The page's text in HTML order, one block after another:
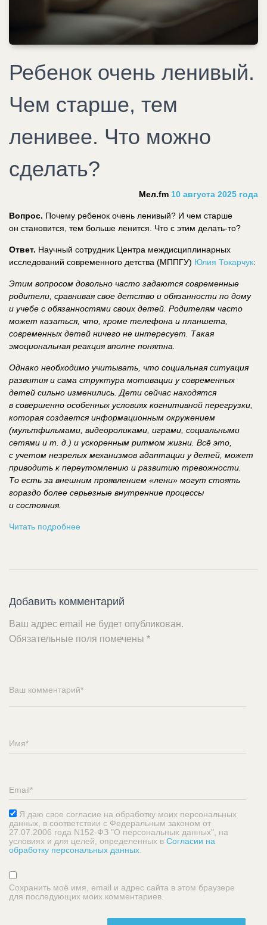
Ребенок очень ленивый.
Чем старше, тем
ленивее. Что можно
сделать?
Мел.fm 10 августа 2025 года
Вопрос. Почему ребенок очень ленивый? И чем старше
он становится, тем больше ленится. Что с этим делать-то?
Ответ. Научный сотрудник Центра междисциплинарных
исследований современного детства (МППГУ) Юлия Токарчук:
Этим вопросом довольно часто задаются современные
родители, сравнивая свое детство и обязанности по дому
и учебе с обязанностями своих детей. Родителям часто
может казаться, что, кроме телефона и планшета,
современных детей ничего не интересует. Такая
эмоциональная реакция вполне понятна.
Однако необходимо учитывать, что социальная ситуация
развития и сама структура мотивации у современных
детей сильно изменились. Дети сейчас находятся
в совершенно особенных условиях когнитивной перегрузки,
которая создается информационным окружением
(мультфильмами, видеороликами, играми, социальными
сетями и т. д.) и ускоренным ритмом жизни. Всё это,
с учетом незрелых механизмов адаптации у детей, может
приводить к переутомлению и развитию тревожности.
То есть за внешним проявлением «лени» могут стоять
гораздо более серьезные внутренние процессы
и состояния.
Читать подробнее
Добавить комментарий
Ваш адрес email не будет опубликован.
Обязательные поля помечены *
Я даю свое согласие на обработку моих персональных
данных, в соответствии с Федеральным законом от
27.07.2006 года N152-ФЗ "О персональных данных", на
условиях и для целей, определенных в Согласии на
обработку персональных данных
Сохранить моё имя, email и адрес сайта в этом браузере
для последующих моих комментариев.